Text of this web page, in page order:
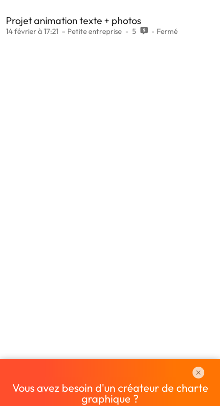
Projet animation texte + photos
14 février à 17:21 Petite entreprise 5 Fermé
Vous avez besoin d'un créateur de charte
graphique ?